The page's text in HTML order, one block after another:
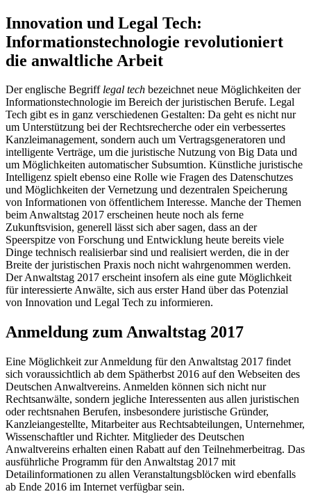
Innovation und Legal Tech:
Informationstechnologie revolutioniert
die anwaltliche Arbeit
Der englische Begriff legal tech bezeichnet neue Möglichkeiten der
Informationstechnologie im Bereich der juristischen Berufe. Legal
Tech gibt es in ganz verschiedenen Gestalten: Da geht es nicht nur
um Unterstützung bei der Rechtsrecherche oder ein verbessertes
Kanzleimanagement, sondern auch um Vertragsgeneratoren und
intelligente Verträge, um die juristische Nutzung von Big Data und
um Möglichkeiten automatischer Subsumtion. Künstliche juristische
Intelligenz spielt ebenso eine Rolle wie Fragen des Datenschutzes
und Möglichkeiten der Vernetzung und dezentralen Speicherung
von Informationen von öffentlichem Interesse. Manche der Themen
beim Anwaltstag 2017 erscheinen heute noch als ferne
Zukunftsvision, generell lässt sich aber sagen, dass an der
Speerspitze von Forschung und Entwicklung heute bereits viele
Dinge technisch realisierbar sind und realisiert werden, die in der
Breite der juristischen Praxis noch nicht wahrgenommen werden.
Der Anwaltstag 2017 erscheint insofern als eine gute Möglichkeit
für interessierte Anwälte, sich aus erster Hand über das Potenzial
von Innovation und Legal Tech zu informieren.
Anmeldung zum Anwaltstag 2017
Eine Möglichkeit zur Anmeldung für den Anwaltstag 2017 findet
sich voraussichtlich ab dem Spätherbst 2016 auf den Webseiten des
Deutschen Anwaltvereins. Anmelden können sich nicht nur
Rechtsanwälte, sondern jegliche Interessenten aus allen juristischen
oder rechtsnahen Berufen, insbesondere juristische Gründer,
Kanzleiangestellte, Mitarbeiter aus Rechtsabteilungen, Unternehmer,
Wissenschaftler und Richter. Mitglieder des Deutschen
Anwaltvereins erhalten einen Rabatt auf den Teilnehmerbeitrag. Das
ausführliche Programm für den Anwaltstag 2017 mit
Detailinformationen zu allen Veranstaltungsblöcken wird ebenfalls
ab Ende 2016 im Internet verfügbar sein.